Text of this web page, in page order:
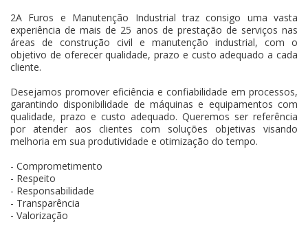
2A Furos e Manutenção Industrial traz consigo uma vasta
experiência de mais de 25 anos de prestação de serviços nas
áreas de construção civil e manutenção industrial, com o
objetivo de oferecer qualidade, prazo e custo adequado a cada
cliente.
Desejamos promover eficiência e confiabilidade em processos,
garantindo disponibilidade de máquinas e equipamentos com
qualidade, prazo e custo adequado. Queremos ser referência
por atender aos clientes com soluções objetivas visando
melhoria em sua produtividade e otimização do tempo.
- Comprometimento
- Respeito
- Responsabilidade
- Transparência
- Valorização